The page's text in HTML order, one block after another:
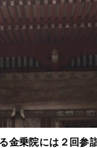
金乗院には２回参